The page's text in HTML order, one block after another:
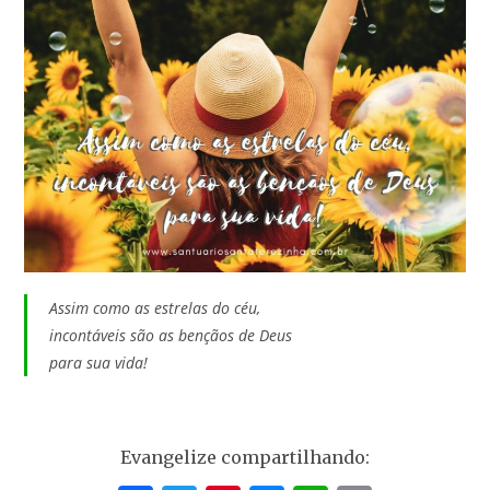
Assim como as estrelas do céu,
incontáveis são as bençãos de Deus
para sua vida!
Evangelize compartilhando: